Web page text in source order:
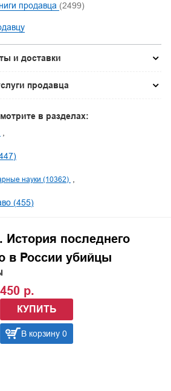
продавца (2499)
и доставки
продавца
в разделах:
науки (10362)
(455)
последнего
в России убийцы
450 р.
КУПИТЬ
В корзину 0